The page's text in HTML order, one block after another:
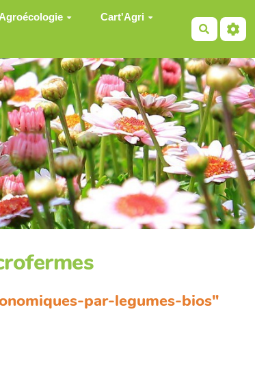
Cart'Agri
par-legumes-bios"